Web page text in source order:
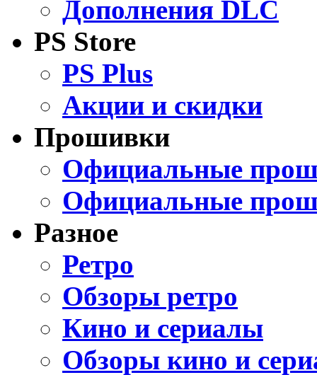
Дополнения DLC
PS Store
PS Plus
Акции и скидки
Прошивки
Официальные
Официальные
Разное
Ретро
Обзоры ретро
Кино и сериалы
Обзоры кино и